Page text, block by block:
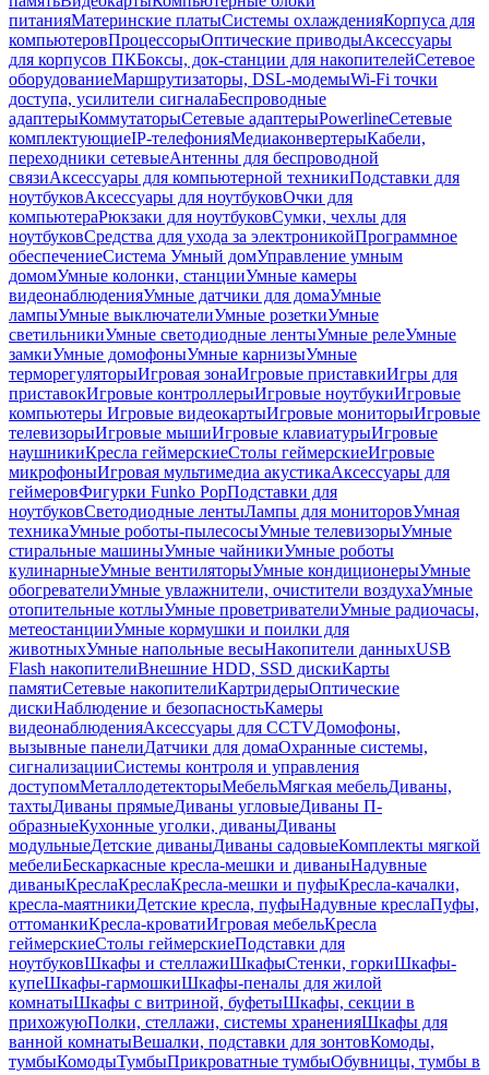
питанияМатеринские платыСистемы охлажденияКорпуса для
компьютеровПроцессорыОптические приводыАксессуары
для корпусов ПКБоксы, док-станции для накопителейСетевое
оборудованиеМаршрутизаторы, DSL-модемыWi-Fi точки
доступа, усилители сигналаБеспроводные
адаптерыКоммутаторыСетевые адаптерыPowerlineСетевые
комплектующиеIP-телефонияМедиаконвертерыКабели,
переходники сетевыеАнтенны для беспроводной
связиАксессуары для компьютерной техникиПодставки для
ноутбуковАксессуары для ноутбуковОчки для
компьютераРюкзаки для ноутбуковСумки, чехлы для
ноутбуковСредства для ухода за электроникойПрограммное
обеспечениеСистема Умный домУправление умным
домомУмные колонки, станцииУмные камеры
видеонаблюденияУмные датчики для домаУмные
лампыУмные выключателиУмные розеткиУмные
светильникиУмные светодиодные лентыУмные релеУмные
замкиУмные домофоныУмные карнизыУмные
терморегуляторыИгровая зонаИгровые приставкиИгры для
приставокИгровые контроллерыИгровые ноутбукиИгровые
компьютеры Игровые видеокартыИгровые мониторыИгровые
телевизорыИгровые мышиИгровые клавиатурыИгровые
наушникиКресла геймерскиеСтолы геймерскиеИгровые
микрофоныИгровая мультимедиа акустикаАксессуары для
геймеровФигурки Funko PopПодставки для
ноутбуковСветодиодные лентыЛампы для мониторовУмная
техникаУмные роботы-пылесосыУмные телевизорыУмные
стиральные машиныУмные чайникиУмные роботы
кулинарныеУмные вентиляторыУмные кондиционерыУмные
обогревателиУмные увлажнители, очистители воздухаУмные
отопительные котлыУмные проветривателиУмные радиочасы,
метеостанцииУмные кормушки и поилки для
животныхУмные напольные весыНакопители данныхUSB
Flash накопителиВнешние HDD, SSD дискиКарты
памятиСетевые накопителиКартридерыОптические
дискиНаблюдение и безопасностьКамеры
видеонаблюденияАксессуары для CCTVДомофоны,
вызывные панелиДатчики для домаОхранные системы,
сигнализацииСистемы контроля и управления
доступомМеталлодетекторыМебельМягкая мебельДиваны,
тахтыДиваны прямыеДиваны угловыеДиваны П-
образныеКухонные уголки, диваныДиваны
модульныеДетские диваныДиваны садовыеКомплекты мягкой
мебелиБескаркасные кресла-мешки и диваныНадувные
диваныКреслаКреслаКресла-мешки и пуфыКресла-качалки,
кресла-маятникиДетские кресла, пуфыНадувные креслаПуфы,
оттоманкиКресла-кроватиИгровая мебельКресла
геймерскиеСтолы геймерскиеПодставки для
ноутбуковШкафы и стеллажиШкафыСтенки, горкиШкафы-
купеШкафы-гармошкиШкафы-пеналы для жилой
комнатыШкафы с витриной, буфетыШкафы, секции в
прихожуюПолки, стеллажи, системы храненияШкафы для
ванной комнатыВешалки, подставки для зонтовКомоды,
тумбыКомодыТумбыПрикроватные тумбыОбувницы, тумбы в